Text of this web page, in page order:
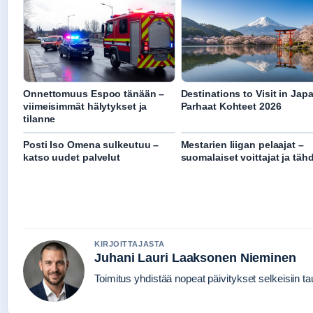
Onnettomuus Espoo tänään –
viimeisimmät hälytykset ja
tilanne
Destinations to Visit in
Parhaat Kohteet 2026
Posti Iso Omena sulkeutuu –
katso uudet palvelut
Mestarien liigan pelaajat –
suomalaiset voittajat ja
KIRJOITTAJASTA
Juhani Lauri Laaksonen Nieminen
Toimitus yhdistää nopeat päivitykset selkeisiin